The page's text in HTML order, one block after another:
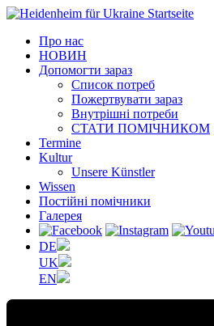
Про нас
НОВИН
Допомогти зараз
Список потреб
Пожертвувати зараз
Внутрішні потреби
СТАТИ ПОМІЧНИКОМ
Termine
Kultur
Unsere Künstler
Wissen
Постійні помічники
Галерея
DE
UK
EN